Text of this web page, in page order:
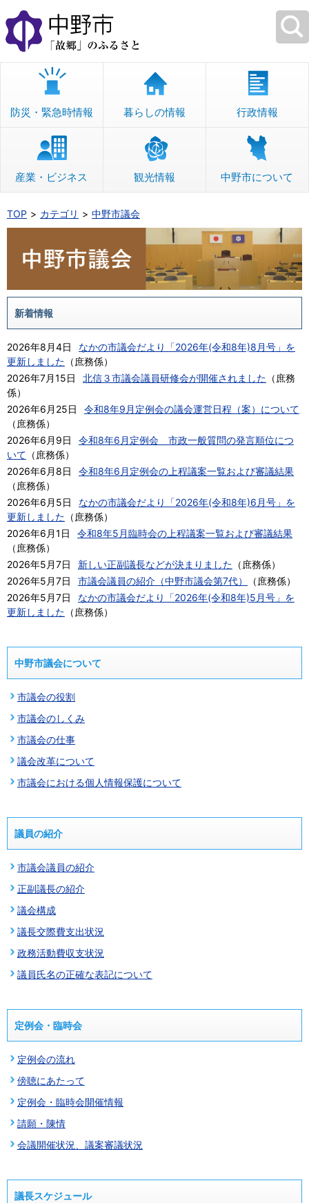
本
文
へ
移
防災・緊急時情報 暮らしの情報 行政情報
産業・ビジネス 観光情報 中野市について
TOP カテゴリ 中野市議会
新着情報
2026年8月4日
なかの市議会だより「2026年(令和8年)8月号」を
更新しました （庶務係）
2026年7月15日
北信３市議会議員研修会が開催されました （庶務
係）
2026年6月25日
令和8年9月定例会の議会運営日程（案）について
（庶務係）
2026年6月9日
令和8年6月定例会 市政一般質問の発言順位につ
いて （庶務係）
2026年6月8日
令和8年6月定例会の上程議案一覧および審議結果
（庶務係）
2026年6月5日
なかの市議会だより「2026年(令和8年)6月号」を
更新しました （庶務係）
2026年6月1日
令和8年5月臨時会の上程議案一覧および審議結果
（庶務係）
2026年5月7日
新しい正副議長などが決まりました （庶務係）
2026年5月7日
市議会議員の紹介（中野市議会第7代） （庶務係）
2026年5月7日
なかの市議会だより「2026年(令和8年)5月号」を
更新しました （庶務係）
中野市議会について
市議会の役割
市議会のしくみ
市議会の仕事
議会改革について
市議会における個人情報保護について
議員の紹介
市議会議員の紹介
正副議長の紹介
議会構成
議長交際費支出状況
政務活動費収支状況
議員氏名の正確な表記について
定例会・臨時会
定例会の流れ
傍聴にあたって
定例会・臨時会開催情報
請願・陳情
会議開催状況、議案審議状況
議長スケジュール